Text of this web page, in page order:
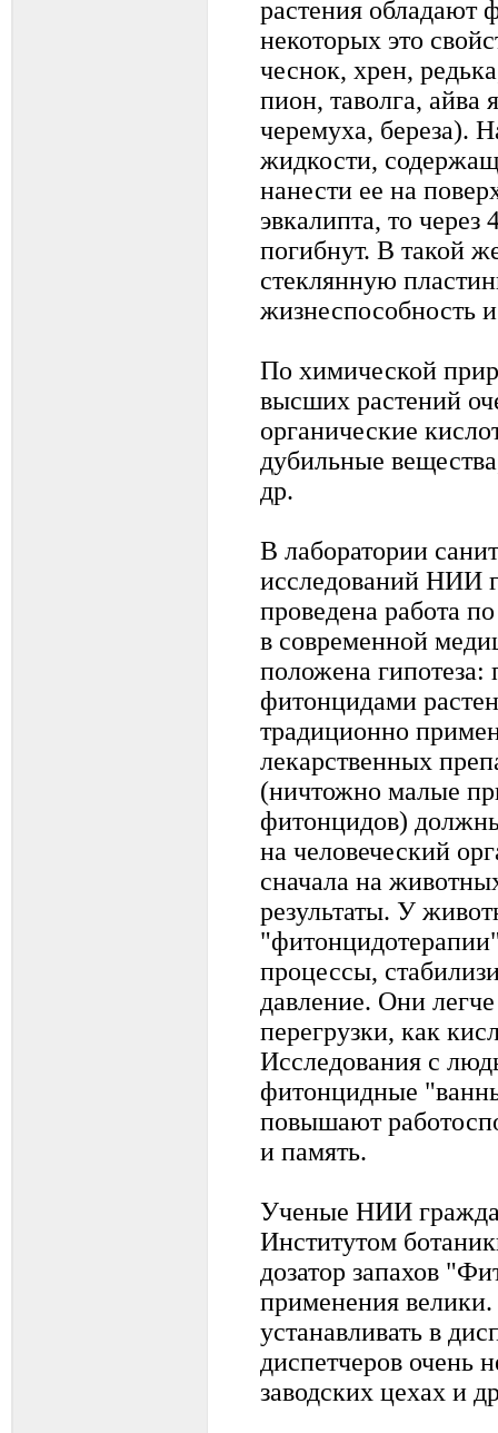
растения обладают
некоторых это
чеснок, хрен,
пион, таволга, айва
черемуха, береза).
жидкости,
нанести ее на
эвкалипта, то через
погибнут. В такой
стеклянную
жизнеспособность
По химической
высших растений
органические
дубильные
др.
В лаборатории
исследований НИИ
проведена работа
в современной
положена гипотеза:
фитонцидами
традиционно
лекарственных
(ничтожно малые
фитонцидов) должны
на человеческий
сначала на
результаты. У
процессы,
давление. Они
перегрузки, как
Исследования с
фитонцидные
повышают
и память.
Ученые НИИ
Институтом
дозатор запахов
применения
устанавливать в
диспетчеров очень
заводских цехах и